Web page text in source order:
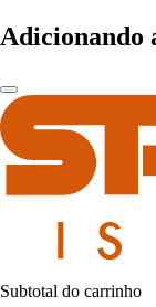
Adicionando
Subtotal do carrinho